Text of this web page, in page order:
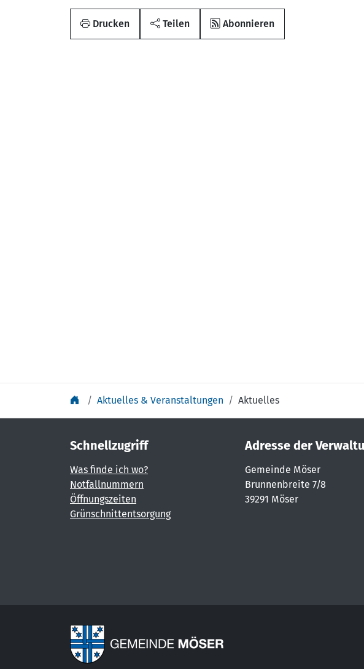
Drucken Teilen Abonnieren
Aktuelles & Veranstaltungen Aktuelles
Schnellzugriff
Was finde ich wo?
Notfallnummern
Öffnungszeiten
Grünschnittentsorgung
Adresse der
Gemeinde Möser
Brunnenbreite 7/8
39291 Möser